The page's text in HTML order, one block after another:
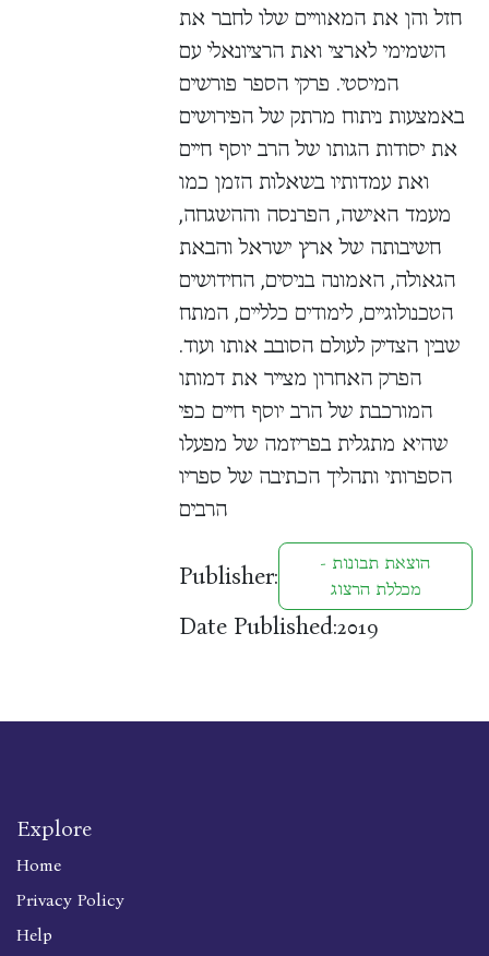
חזל והן את המאוויים שלו לחבר את
השמימי לארצי ואת הרציונאלי עם
המיסטי. פרקי הספר פורשים
באמצעות ניתוח מרתק של הפירושים
את יסודות הגותו של הרב יוסף חיים
ואת עמדותיו בשאלות הזמן כמו
מעמד האישה, הפרנסה וההשגחה,
חשיבותה של ארץ ישראל והבאת
הגאולה, האמונה בניסים, החידושים
הטכנולוגיים, לימודים כלליים, המתח
שבין הצדיק לעולם הסובב אותו ועוד.
הפרק האחרון מצייר את דמותו
המורכבת של הרב יוסף חיים כפי
שהיא מתגלית בפריזמה של מפעלו
הספרותי ותהליך הכתיבה של ספריו
הרבים
Publisher:
הוצאת תבונות -
מכללת הרצוג
Date Published:2019
Explore
Home
Privacy Policy
Help